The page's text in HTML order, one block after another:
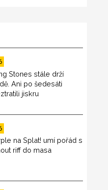
Stones stále drží
Ani po šedesáti
jiskru
na Splat! umí pořád s
riff do masa